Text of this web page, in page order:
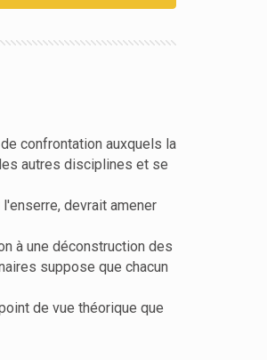
confrontation auxquels la
autres disciplines et se
devrait amener
à une déconstruction des
suppose que chacun
de vue théorique que